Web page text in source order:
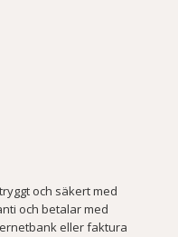
och säkert med
och betalar med
eller faktura